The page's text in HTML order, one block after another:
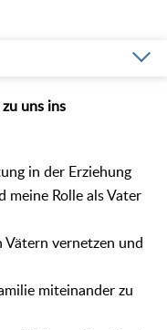
uns ins
in der Erziehung
meine Rolle als Vater
vernetzen und
miteinander zu